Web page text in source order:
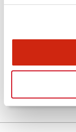
HG Catalog